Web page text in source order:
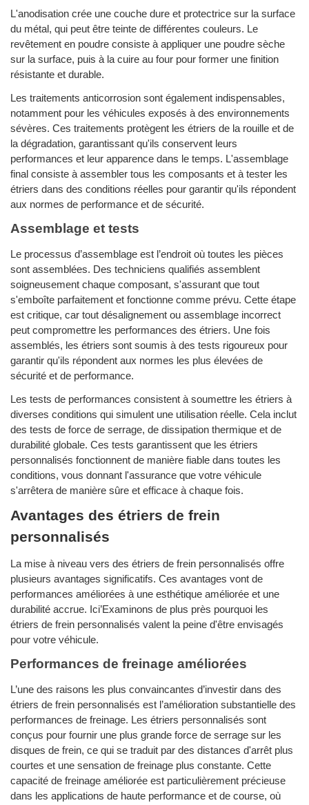
L'anodisation crée une couche dure et protectrice sur la surface
du métal, qui peut être teinte de différentes couleurs. Le
revêtement en poudre consiste à appliquer une poudre sèche
sur la surface, puis à la cuire au four pour former une finition
résistante et durable.
Les traitements anticorrosion sont également indispensables,
notamment pour les véhicules exposés à des environnements
sévères. Ces traitements protègent les étriers de la rouille et de
la dégradation, garantissant qu'ils conservent leurs
performances et leur apparence dans le temps. L'assemblage
final consiste à assembler tous les composants et à tester les
étriers dans des conditions réelles pour garantir qu'ils répondent
aux normes de performance et de sécurité.
Assemblage et tests
Le processus d’assemblage est l’endroit où toutes les pièces
sont assemblées. Des techniciens qualifiés assemblent
soigneusement chaque composant, s'assurant que tout
s'emboîte parfaitement et fonctionne comme prévu. Cette étape
est critique, car tout désalignement ou assemblage incorrect
peut compromettre les performances des étriers. Une fois
assemblés, les étriers sont soumis à des tests rigoureux pour
garantir qu'ils répondent aux normes les plus élevées de
sécurité et de performance.
Les tests de performances consistent à soumettre les étriers à
diverses conditions qui simulent une utilisation réelle. Cela inclut
des tests de force de serrage, de dissipation thermique et de
durabilité globale. Ces tests garantissent que les étriers
personnalisés fonctionnent de manière fiable dans toutes les
conditions, vous donnant l'assurance que votre véhicule
s'arrêtera de manière sûre et efficace à chaque fois.
Avantages des étriers de frein
personnalisés
La mise à niveau vers des étriers de frein personnalisés offre
plusieurs avantages significatifs. Ces avantages vont de
performances améliorées à une esthétique améliorée et une
durabilité accrue. Ici’Examinons de plus près pourquoi les
étriers de frein personnalisés valent la peine d'être envisagés
pour votre véhicule.
Performances de freinage améliorées
L’une des raisons les plus convaincantes d’investir dans des
étriers de frein personnalisés est l’amélioration substantielle des
performances de freinage. Les étriers personnalisés sont
conçus pour fournir une plus grande force de serrage sur les
disques de frein, ce qui se traduit par des distances d'arrêt plus
courtes et une sensation de freinage plus constante. Cette
capacité de freinage améliorée est particulièrement précieuse
dans les applications de haute performance et de course, où